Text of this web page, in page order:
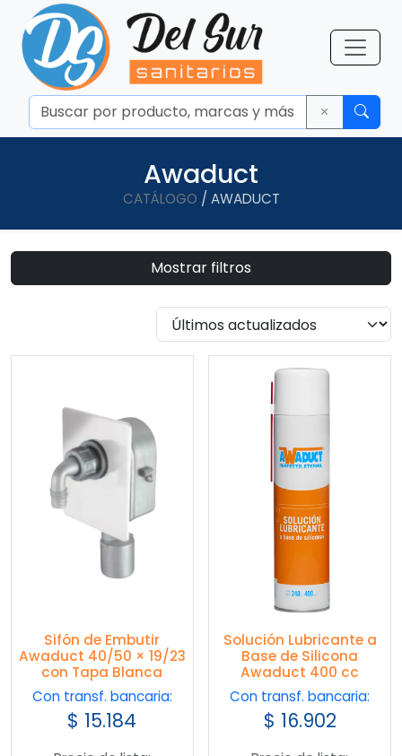
Awaduct
CATÁLOGO / AWADUCT
Mostrar filtros
Sifón de Embutir
Awaduct 40/50 × 19/23
con Tapa Blanca
Con transf. bancaria:
$ 15.184
Solución Lubricante a
Base de Silicona
Awaduct 400 cc
Con transf. bancaria:
$ 16.902